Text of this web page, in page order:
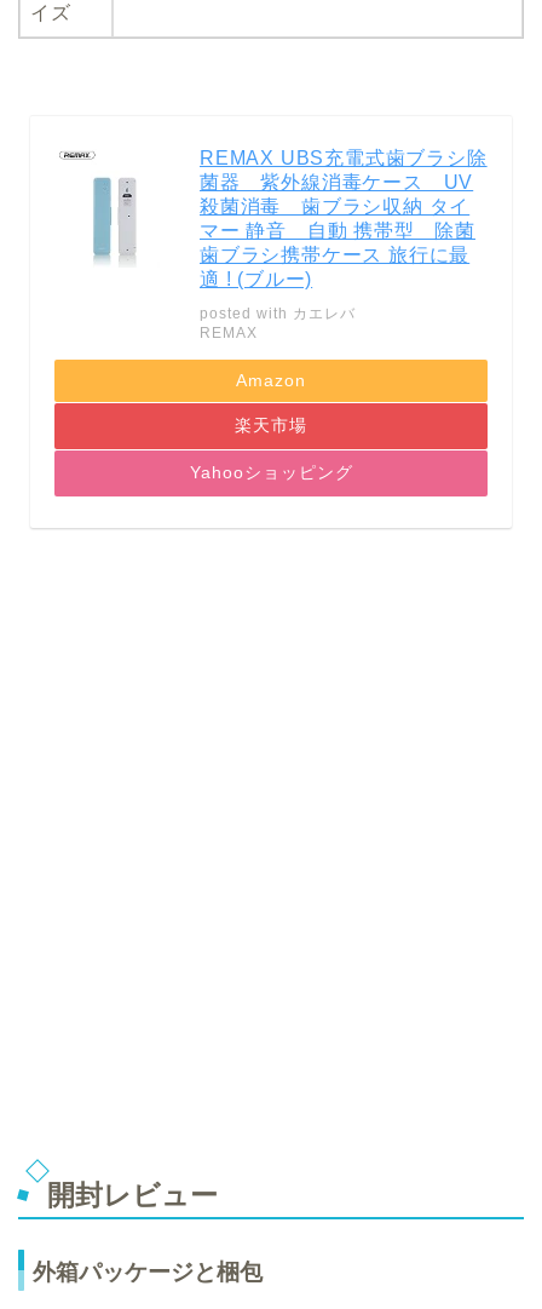
イズ
REMAX UBS充電式歯ブラシ除
菌器 紫外線消毒ケース UV
殺菌消毒 歯ブラシ収納 タイ
マー 静音 自動 携帯型 除菌
歯ブラシ携帯ケース 旅行に最
適 ! (ブルー)
posted with カエレバ
REMAX
Amazon
楽天市場
Yahooショッピング
開封レビュー
外箱パッケージと梱包